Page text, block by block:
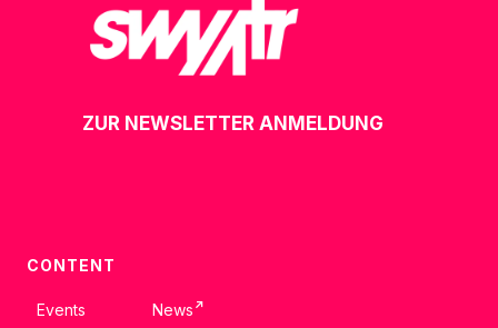
ZUR NEWSLETTER ANMELDUNG
CONTENT
Events
News ↗